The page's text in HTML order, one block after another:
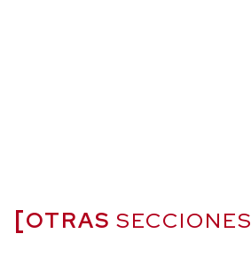
OTRAS SECCIONES